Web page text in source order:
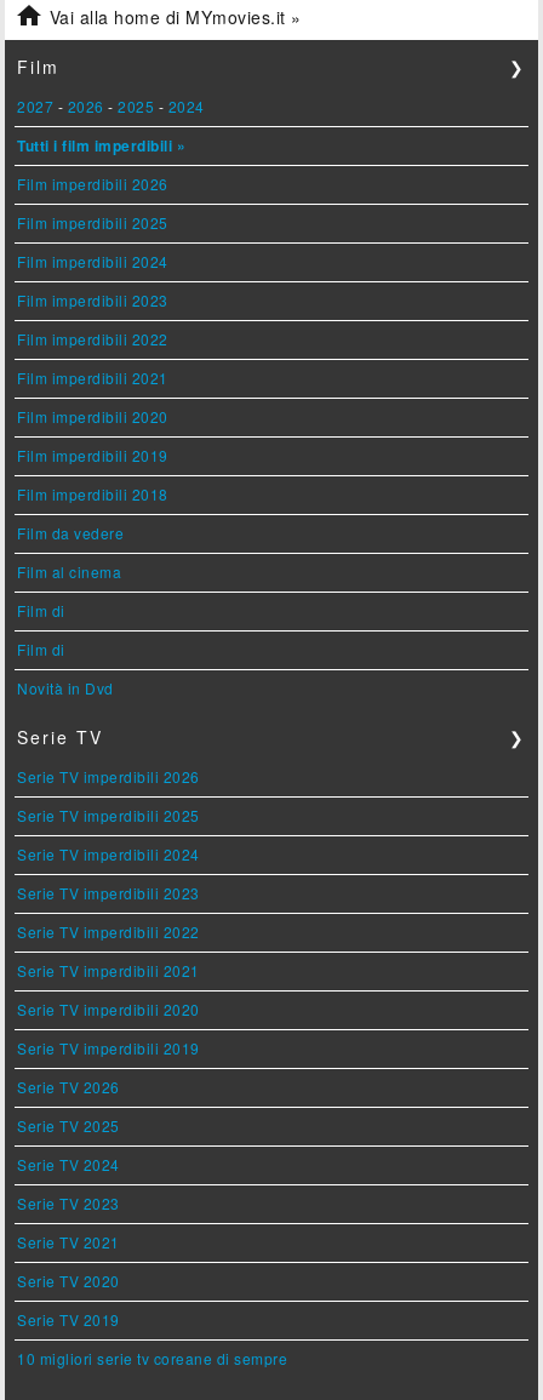
 Vai alla home di MYmovies.it »
Film ❯
2027 - 2026 -2025 - 2024
Tutti i film imperdibili »
Film imperdibili 2026
Film imperdibili 2025
Film imperdibili 2024
Film imperdibili 2023
Film imperdibili 2022
Film imperdibili 2021
Film imperdibili 2020
Film imperdibili 2019
Film imperdibili 2018
Film da vedere
Film al cinema
Film di
Film di
Novità in Dvd
Serie TV ❯
Serie TV imperdibili 2026
Serie TV imperdibili 2025
Serie TV imperdibili 2024
Serie TV imperdibili 2023
Serie TV imperdibili 2022
Serie TV imperdibili 2021
Serie TV imperdibili 2020
Serie TV imperdibili 2019
Serie TV 2026
Serie TV 2025
Serie TV 2024
Serie TV 2023
Serie TV 2021
Serie TV 2020
Serie TV 2019
10 migliori serie tv coreane di sempre